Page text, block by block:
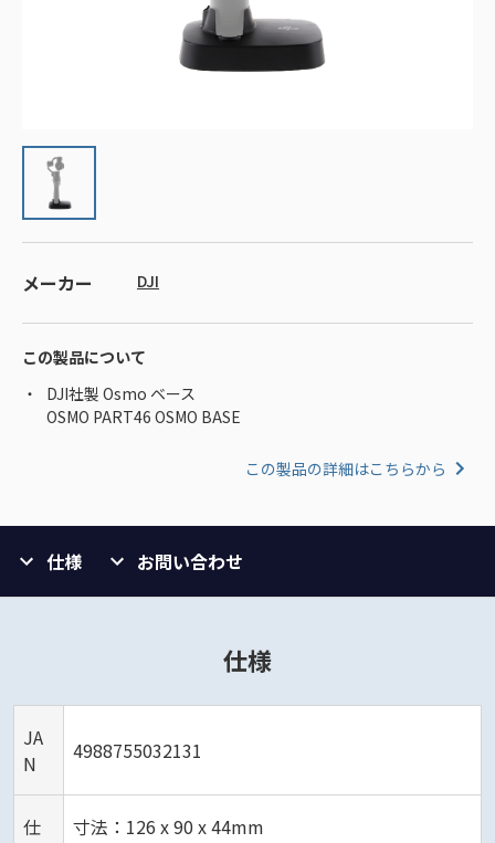
メーカー DJI
この製品について
DJI社製 Osmo ベース
OSMO PART46 OSMO BASE
この製品の詳細はこちらから
仕様 お問い合わせ
仕様
JA
N
4988755032131
仕
寸法：126 x 90 x 44mm